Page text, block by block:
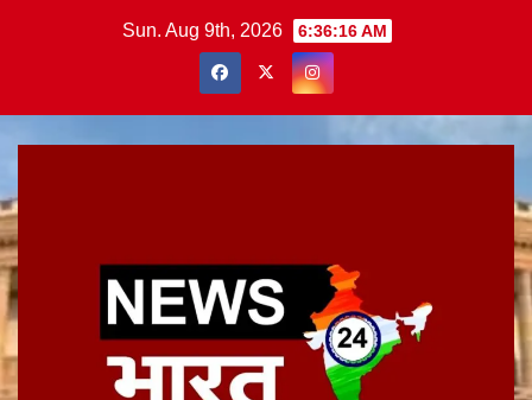
Sun. Aug 9th, 2026 6:36:17 AM